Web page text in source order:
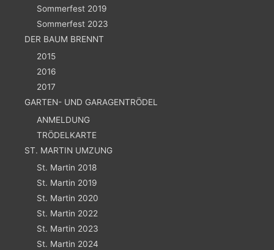
Sommerfest 2019
Sommerfest 2023
DER BAUM BRENNT
2015
2016
2017
GARTEN- UND GARAGENTRÖDEL
ANMELDUNG
TRÖDELKARTE
ST. MARTIN UMZUNG
St. Martin 2018
St. Martin 2019
St. Martin 2020
St. Martin 2022
St. Martin 2023
St. Martin 2024